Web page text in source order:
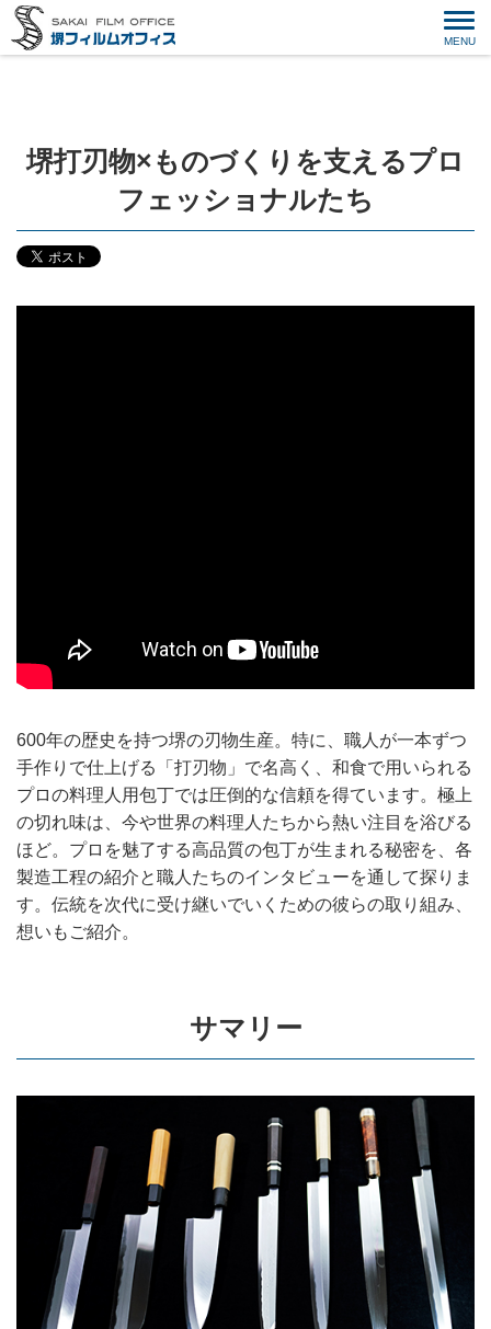
堺打刃物×ものづくりを支えるプロ
フェッショナルたち
600年の歴史を持つ堺の刃物生産。特に、職人が一本ずつ
手作りで仕上げる「打刃物」で名高く、和食で用いられる
プロの料理人用包丁では圧倒的な信頼を得ています。極上
の切れ味は、今や世界の料理人たちから熱い注目を浴びる
ほど。プロを魅了する高品質の包丁が生まれる秘密を、各
製造工程の紹介と職人たちのインタビューを通して探りま
す。伝統を次代に受け継いでいくための彼らの取り組み、
想いもご紹介。
サマリー